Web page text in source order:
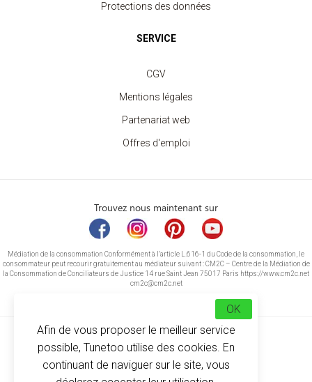
Protections des données
SERVICE
CGV
Mentions légales
Partenariat web
Offres d'emploi
Trouvez nous maintenant sur
Médiation de la consommation Conformément à l’article L.616-1 du Code de la consommation, le
consommateur peut recourir gratuitement au médiateur suivant : CM2C – Centre de la Médiation de
la Consommation de Conciliateurs de Justice 14 rue Saint Jean 75017 Paris https://www.cm2c.net
cm2c@cm2c.net
Afin de vous proposer le meilleur service
possible, Tunetoo utilise des cookies. En
continuant de naviguer sur le site, vous
OK